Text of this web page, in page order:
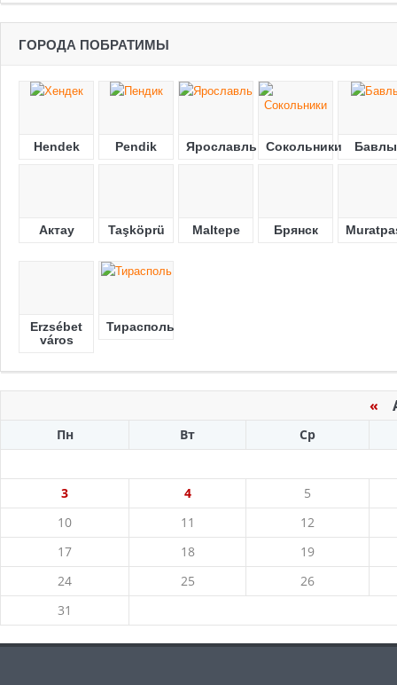
ГОРОДА ПОБРАТИМЫ
Hendek Pendik Ярославль Сокольники Бавлы
Актау Taşköprü Maltepe Брянск
Erzsébet
város
Тирасполь
«
Пн Вт Ср
3 4
5
10
11
12
17
18
19
24
25
26
31